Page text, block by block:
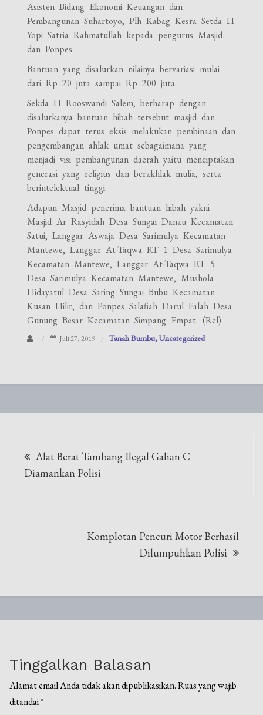
Asisten Bidang Ekonomi Keuangan dan
Pembangunan Suhartoyo, Plh Kabag Kesra Setda H
Yopi Satria Rahmatullah kepada pengurus Masjid
dan Ponpes.
Bantuan yang disalurkan nilainya bervariasi mulai
dari Rp 20 juta sampai Rp 200 juta.
Sekda H Rooswandi Salem, berharap dengan
disalurkanya bantuan hibah tersebut masjid dan
Ponpes dapat terus eksis melakukan pembinaan dan
pengembangan ahlak umat sebagaimana yang
menjadi visi pembangunan daerah yaitu menciptakan
generasi yang religius dan berakhlak mulia, serta
berintelektual tinggi.
Adapun Masjid penerima bantuan hibah yakni
Masjid Ar Rasyidah Desa Sungai Danau Kecamatan
Satui, Langgar Aswaja Desa Sarimulya Kecamatan
Mantewe, Langgar At-Taqwa RT 1 Desa Sarimulya
Kecamatan Mantewe, Langgar At-Taqwa RT 5
Desa Sarimulya Kecamatan Mantewe, Mushola
Hidayatul Desa Saring Sungai Bubu Kecamatan
Kusan Hilir, dan Ponpes Salafiah Darul Falah Desa
Gunung Besar Kecamatan Simpang Empat. (Rel)
Juli 27, 2019 Tanah Bumbu Uncategorized
pos
Alat Berat Tambang Ilegal Galian C
Diamankan Polisi
Komplotan Pencuri Motor Berhasil
Dilumpuhkan Polisi
Tinggalkan Balasan
Alamat email Anda tidak akan dipublikasikan. Ruas yang wajib
ditandai*